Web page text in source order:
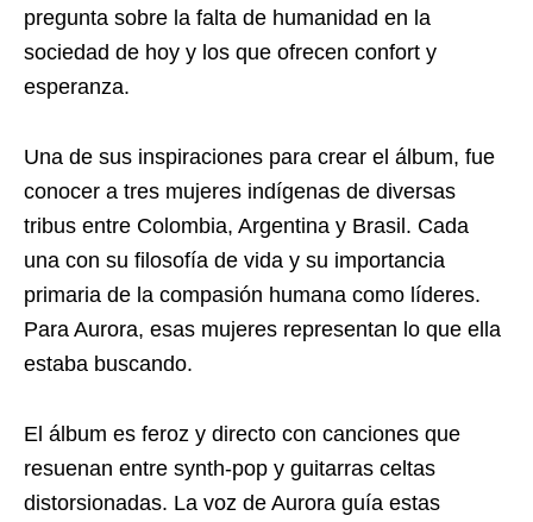
pregunta sobre la falta de humanidad en la
sociedad de hoy y los que ofrecen confort y
esperanza.
Una de sus inspiraciones para crear el álbum, fue
conocer a tres mujeres indígenas de diversas
tribus entre Colombia, Argentina y Brasil. Cada
una con su filosofía de vida y su importancia
primaria de la compasión humana como líderes.
Para Aurora, esas mujeres representan lo que ella
estaba buscando.
El álbum es feroz y directo con canciones que
resuenan entre synth-pop y guitarras celtas
distorsionadas. La voz de Aurora guía estas